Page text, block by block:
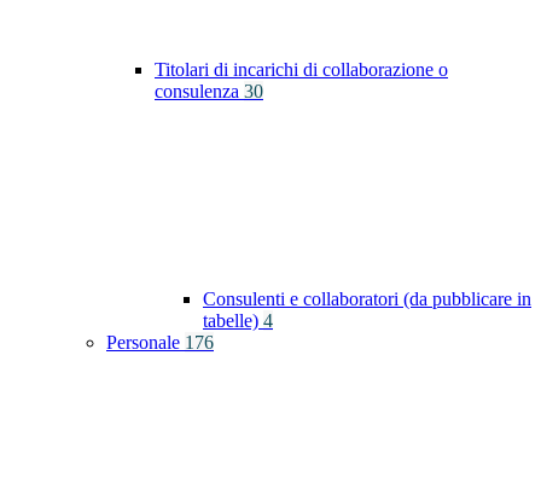
Titolari di incarichi di collaborazione o
consulenza 30
Consulenti e collaboratori (da pubblicare in
tabelle) 4
Personale 176